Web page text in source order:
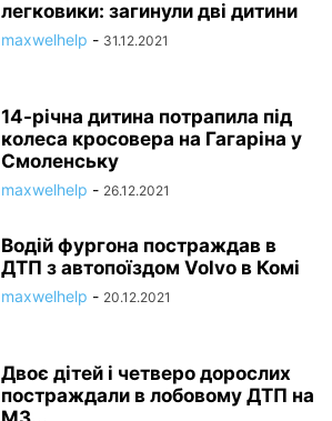
легковики: загинули дві дитини
maxwelhelp - 31.12.2021
14-річна дитина потрапила під
колеса кросовера на Гагаріна у
Смоленську
maxwelhelp - 26.12.2021
Водій фургона постраждав в
ДТП з автопоїздом Volvo в Комі
maxwelhelp - 20.12.2021
Двоє дітей і четверо дорослих
постраждали в лобовому ДТП на